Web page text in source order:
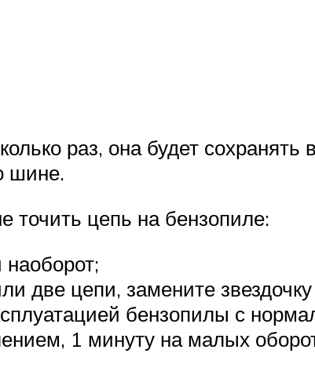
раз, она будет сохранять
шине.
точить цепь на бензопиле:
две цепи, замените
бензопилы с
1 минуту на малых